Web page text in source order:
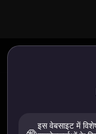
इस वेबसाइट में